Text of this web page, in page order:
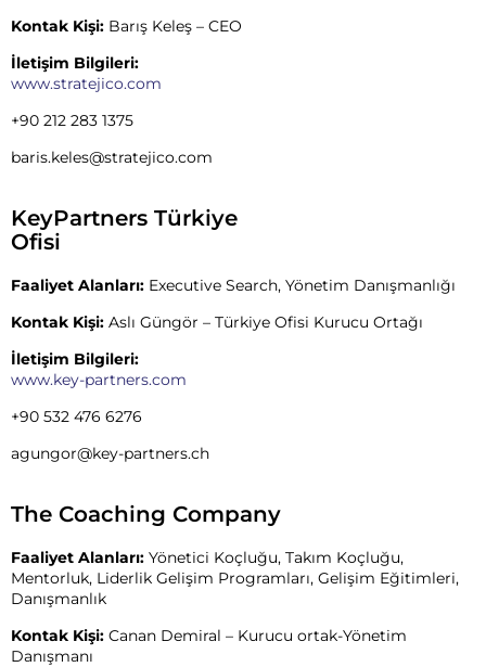
Kontak Kişi: Barış Keleş – CEO
İletişim Bilgileri:
www.stratejico.com
+90 212 283 1375
baris.keles@stratejico.com
KeyPartners Türkiye
Ofisi
Faaliyet Alanları: Executive Search, Yönetim Danışmanlığı
Kontak Kişi: Aslı Güngör – Türkiye Ofisi Kurucu Ortağı
İletişim Bilgileri:
www.key-partners.com
+90 532 476 6276
agungor@key-partners.ch
The Coaching Company
Faaliyet Alanları: Yönetici Koçluğu, Takım Koçluğu,
Mentorluk, Liderlik Gelişim Programları, Gelişim Eğitimleri,
Danışmanlık
Kontak Kişi: Canan Demiral – Kurucu ortak-Yönetim
Danışmanı